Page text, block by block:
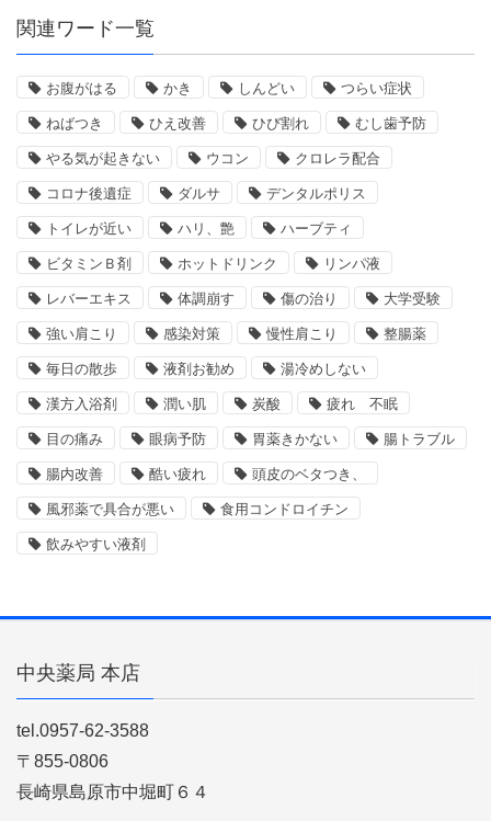
関連ワード一覧
お腹がはる かき しんどい つらい症状
ねばつき ひえ改善 ひび割れ むし歯予防
やる気が起きない ウコン クロレラ配合
コロナ後遺症 ダルサ デンタルポリス
トイレが近い ハリ、艶 ハーブティ
ビタミンＢ剤 ホットドリンク リンパ液
レバーエキス 体調崩す 傷の治り 大学受験
強い肩こり 感染対策 慢性肩こり 整腸薬
毎日の散歩 液剤お勧め 湯冷めしない
漢方入浴剤 潤い肌 炭酸 疲れ 不眠
目の痛み 眼病予防 胃薬きかない 腸トラブル
腸内改善 酷い疲れ 頭皮のベタつき、
風邪薬で具合が悪い 食用コンドロイチン
飲みやすい液剤
中央薬局 本店
tel.0957-62-3588
〒855-0806
長崎県島原市中堀町６４